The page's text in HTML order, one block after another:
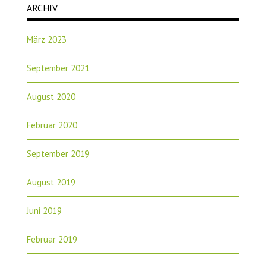
ARCHIV
März 2023
September 2021
August 2020
Februar 2020
September 2019
August 2019
Juni 2019
Februar 2019